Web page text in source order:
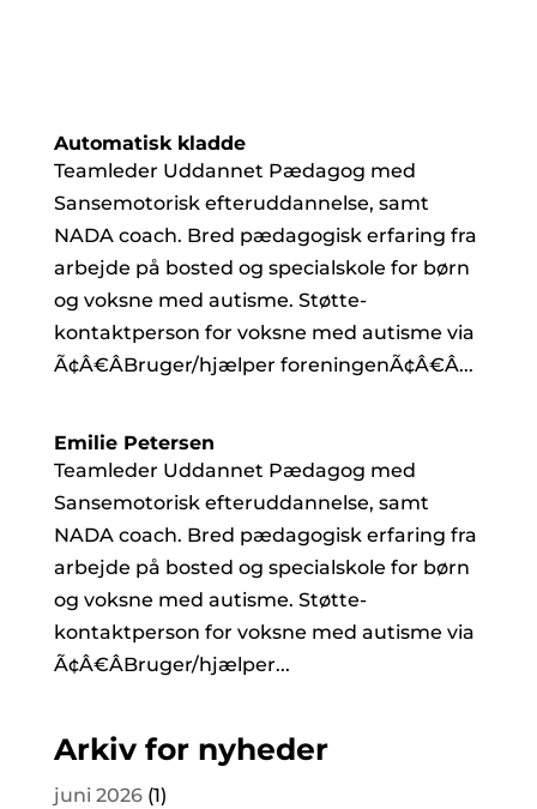
Automatisk kladde
Teamleder Uddannet Pædagog med
Sansemotorisk efteruddannelse, samt
NADA coach. Bred pædagogisk erfaring fra
arbejde på bosted og specialskole for børn
og voksne med autisme. Støtte-
kontaktperson for voksne med autisme via
Ã¢Â€ÂBruger/hjælper foreningenÃ¢Â€Â...
Emilie Petersen
Teamleder Uddannet Pædagog med
Sansemotorisk efteruddannelse, samt
NADA coach. Bred pædagogisk erfaring fra
arbejde på bosted og specialskole for børn
og voksne med autisme. Støtte-
kontaktperson for voksne med autisme via
Ã¢Â€ÂBruger/hjælper...
Arkiv for nyheder
juni 2026(1)